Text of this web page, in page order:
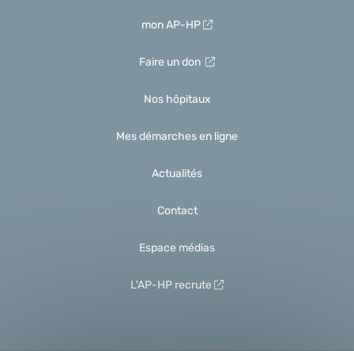
mon AP-HP
Faire un don
Nos hôpitaux
Mes démarches en ligne
Actualités
Contact
Espace médias
L'AP-HP recrute